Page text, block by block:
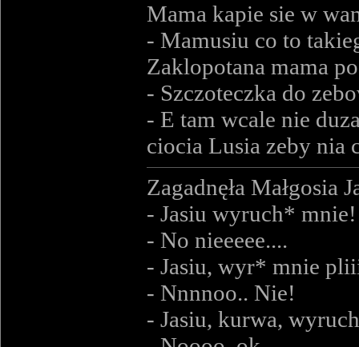
Mama kapie sie w
- Mamusiu co to
Zaklopotana mama
- Szczoteczka do
- E tam wcale nie
ciocia Lusia zeby nia
Zagadnęła Małgosia
- Jasiu wyruch* mnie!
- No nieeeee....
- Jasiu, wyr* mnie
- Nnnnoo.. Nie!
- Jasiu, kurwa,